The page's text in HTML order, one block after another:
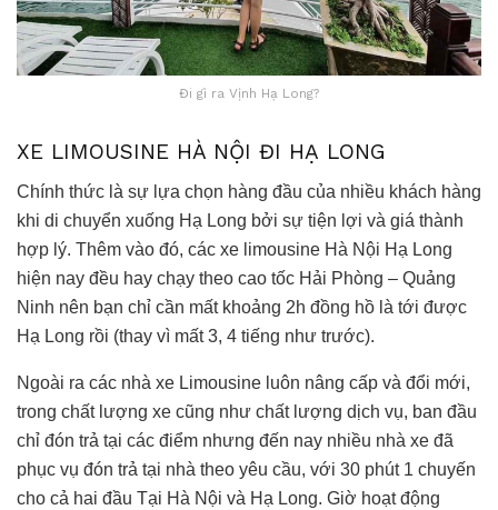
Đi gì ra Vịnh Hạ Long?
XE LIMOUSINE HÀ NỘI ĐI HẠ LONG
Chính thức là sự lựa chọn hàng đầu của nhiều khách hàng
khi di chuyển xuống Hạ Long bởi sự tiện lợi và giá thành
hợp lý. Thêm vào đó, các xe limousine Hà Nội Hạ Long
hiện nay đều hay chạy theo cao tốc Hải Phòng – Quảng
Ninh nên bạn chỉ cần mất khoảng 2h đồng hồ là tới được
Hạ Long rồi (thay vì mất 3, 4 tiếng như trước).
Ngoài ra các nhà xe Limousine luôn nâng cấp và đổi mới,
trong chất lượng xe cũng như chất lượng dịch vụ, ban đầu
chỉ đón trả tại các điểm nhưng đến nay nhiều nhà xe đã
phục vụ đón trả tại nhà theo yêu cầu, với 30 phút 1 chuyến
cho cả hai đầu Tại Hà Nội và Hạ Long. Giờ hoạt động